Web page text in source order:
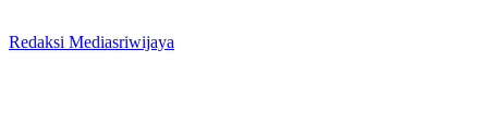
Redaksi Mediasriwijaya